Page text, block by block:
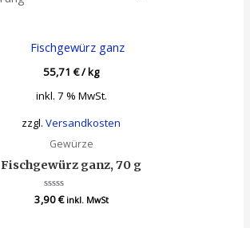
55,71€/kg
inkl. 7 % MwSt.
zzgl. Versandkosten
Gewürze
Fischgewürz ganz, 70 g
Bewertet
3,90€ inkl. MwSt